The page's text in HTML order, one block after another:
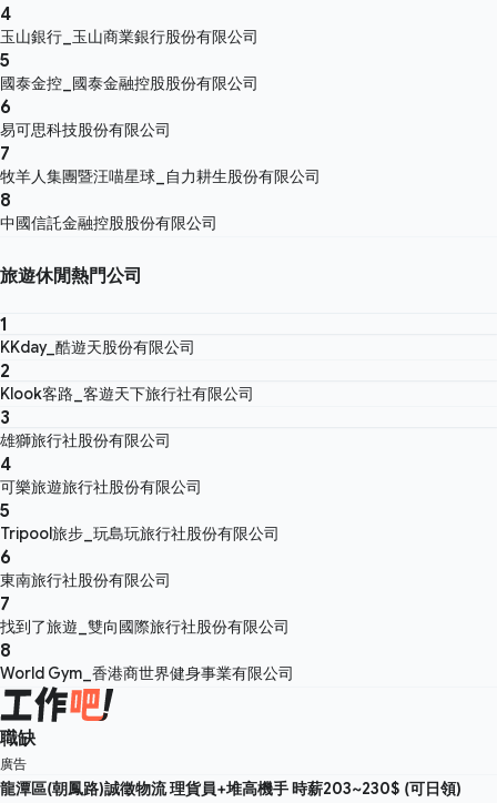
4
玉山銀行_玉山商業銀行股份有限公司
5
國泰金控_國泰金融控股股份有限公司
6
易可思科技股份有限公司
7
牧羊人集團暨汪喵星球_自力耕生股份有限公司
8
中國信託金融控股股份有限公司
旅遊休閒熱門公司
1
KKday_酷遊天股份有限公司
2
Klook客路_客遊天下旅行社有限公司
3
雄獅旅行社股份有限公司
4
可樂旅遊旅行社股份有限公司
5
Tripool旅步_玩島玩旅行社股份有限公司
6
東南旅行社股份有限公司
7
找到了旅遊_雙向國際旅行社股份有限公司
8
World Gym_香港商世界健身事業有限公司
職缺
廣告
龍潭區(朝鳳路)誠徵物流 理貨員+堆高機手 時薪203~230$ (可日領)